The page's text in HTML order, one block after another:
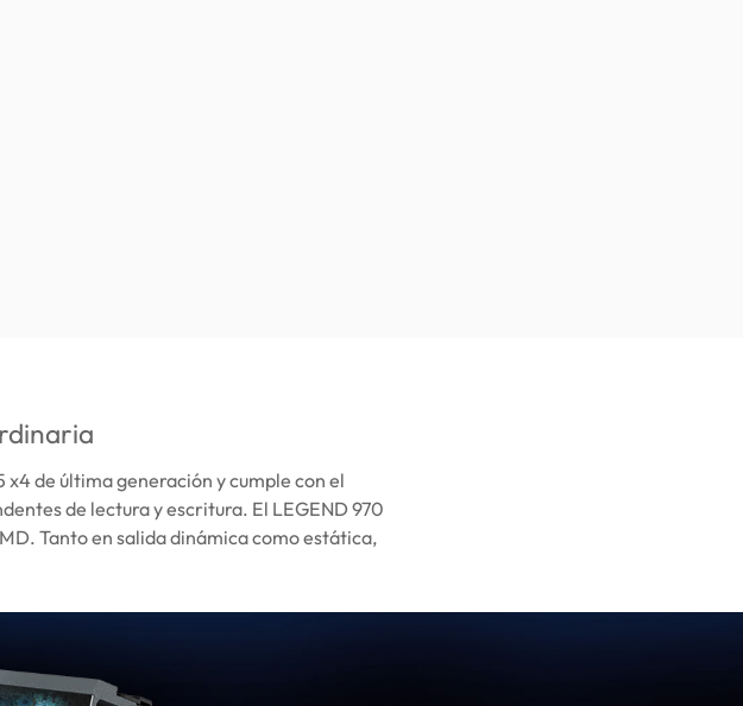
de última generación y cumple con el
de lectura y escritura. El LEGEND 970
Tanto en salida dinámica como estática,